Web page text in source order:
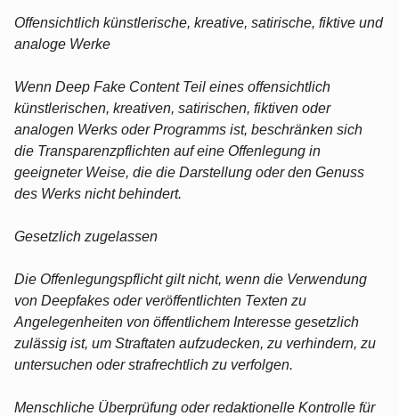
Offensichtlich künstlerische, kreative, satirische, fiktive und
analoge Werke
Wenn Deep Fake Content Teil eines offensichtlich
künstlerischen, kreativen, satirischen, fiktiven oder
analogen Werks oder Programms ist, beschränken sich
die Transparenzpflichten auf eine Offenlegung in
geeigneter Weise, die die Darstellung oder den Genuss
des Werks nicht behindert.
Gesetzlich zugelassen
Die Offenlegungspflicht gilt nicht, wenn die Verwendung
von Deepfakes oder veröffentlichten Texten zu
Angelegenheiten von öffentlichem Interesse gesetzlich
zulässig ist, um Straftaten aufzudecken, zu verhindern, zu
untersuchen oder strafrechtlich zu verfolgen.
Menschliche Überprüfung oder redaktionelle Kontrolle für